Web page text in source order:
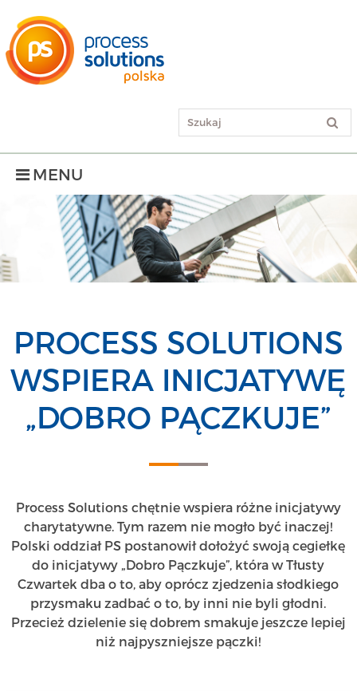
MENU
PROCESS SOLUTIONS
WSPIERA INICJATYWĘ
„DOBRO PĄCZKUJE”
Process Solutions chętnie wspiera różne inicjatywy
charytatywne. Tym razem nie mogło być inaczej!
Polski oddział PS postanowił dołożyć swoją cegiełkę
do inicjatywy „Dobro Pączkuje”, która w Tłusty
Czwartek dba o to, aby oprócz zjedzenia słodkiego
przysmaku zadbać o to, by inni nie byli głodni.
Przecież dzielenie się dobrem smakuje jeszcze lepiej
niż najpyszniejsze pączki!